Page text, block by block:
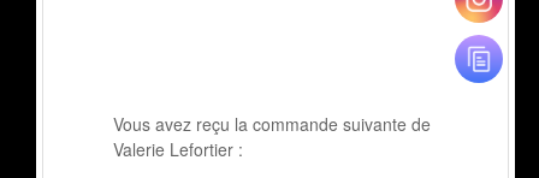
Vous avez reçu la commande suivante de
Valerie Lefortier :